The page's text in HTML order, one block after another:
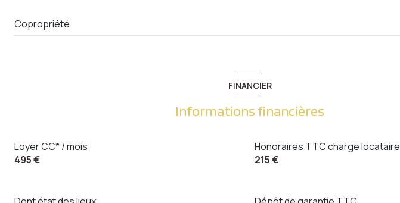
Copropriété
FINANCIER
Informations financières
Loyer CC* / mois
495 €
Honoraires TTC charge locataire
215 €